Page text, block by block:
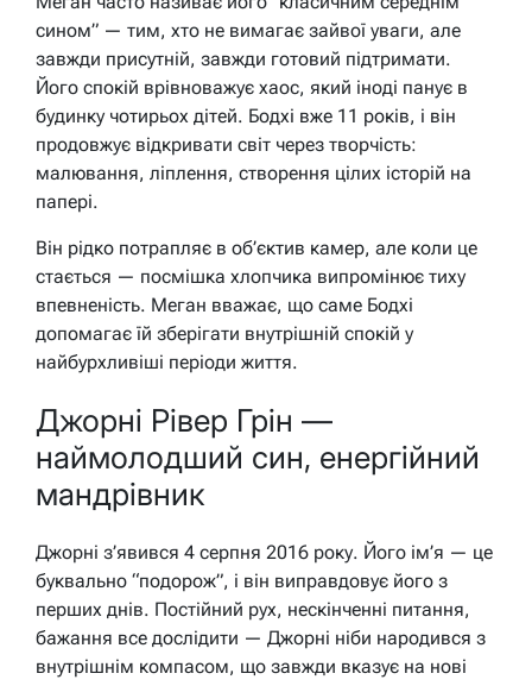
сином” — тим, хто не вимагає зайвої уваги, але
завжди присутній, завжди готовий підтримати.
Його спокій врівноважує хаос, який іноді панує в
будинку чотирьох дітей. Бодхі вже 11 років, і він
продовжує відкривати світ через творчість:
малювання, ліплення, створення цілих історій на
папері.
Він рідко потрапляє в об’єктив камер, але коли це
стається — посмішка хлопчика випромінює тиху
впевненість. Меган вважає, що саме Бодхі
допомагає їй зберігати внутрішній спокій у
найбурхливіші періоди життя.
Джорні Рівер Грін —
наймолодший син, енергійний
мандрівник
Джорні з’явився 4 серпня 2016 року. Його ім’я — це
буквально “подорож”, і він виправдовує його з
перших днів. Постійний рух, нескінченні питання,
бажання все дослідити — Джорні ніби народився з
внутрішнім компасом, що завжди вказує на нові